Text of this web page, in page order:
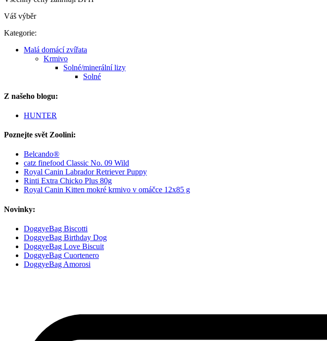
Váš výběr
Kategorie:
Malá domácí zvířata
Krmivo
Solné/minerální lizy
Solné
Z našeho blogu:
HUNTER
Poznejte svět Zoolini:
Belcando®
catz finefood Classic No. 09 Wild
Royal Canin Labrador Retriever Puppy
Rinti Extra Chicko Plus 80g
Royal Canin Kitten mokré krmivo v omáčce 12x85 g
Novinky:
DoggyeBag Biscotti
DoggyeBag Birthday Dog
DoggyeBag Love Biscuit
DoggyeBag Cuortenero
DoggyeBag Amorosi